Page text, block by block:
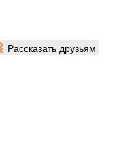
Рассказать друзьям